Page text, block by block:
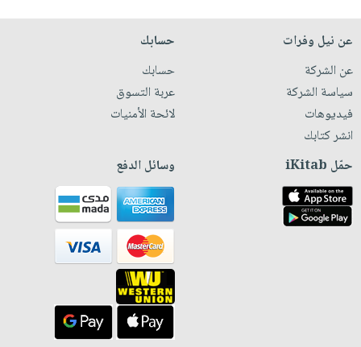
عن نيل وفرات
عن الشركة
سياسة الشركة
فيديوهات
انشر كتابك
حسابك
حسابك
عربة التسوق
لائحة الأمنيات
حمّل iKitab وسائل الدفع